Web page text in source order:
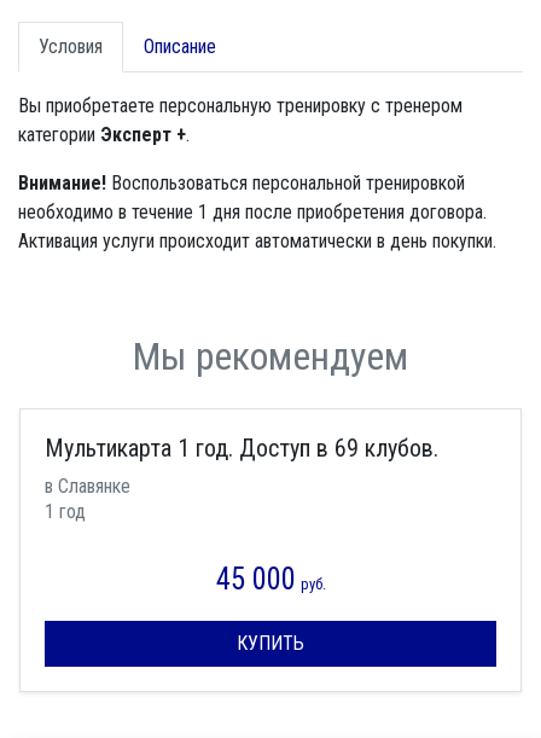
Условия Описание
Вы приобретаете персональную тренировку с тренером
категории Эксперт +.
Внимание! Воспользоваться персональной тренировкой
необходимо в течение 1 дня после приобретения договора.
Активация услуги происходит автоматически в день покупки.
Мы рекомендуем
Мультикарта 1 год. Доступ в 69 клубов.
в Славянке
1 год
45 000 руб.
КУПИТЬ